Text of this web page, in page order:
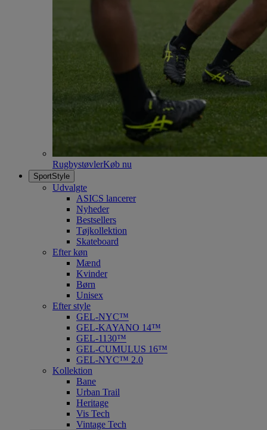
RugbystøvlerKøb nu
SportStyle
Udvalgte
ASICS lancerer
Nyheder
Bestsellers
Tøjkollektion
Skateboard
Efter køn
Mænd
Kvinder
Børn
Unisex
Efter style
GEL-NYC™
GEL-KAYANO 14™
GEL-1130™
GEL-CUMULUS 16™
GEL-NYC™ 2.0
Kollektion
Bane
Urban Trail
Heritage
Vis Tech
Vintage Tech